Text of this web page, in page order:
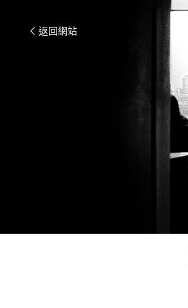
返回網站